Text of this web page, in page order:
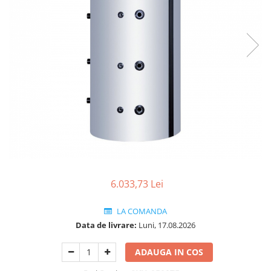
Pachet Centrale Termice
Cazane, Centrale si Termoseminee
Convectoare pe gaz si convectoare
Radiatoare/Calorifere din otel
Radiatoare/Calorifere din otel
Radiatoare/Calorifere Copa
6.033,73 Lei
LA COMANDA
Data de livrare: Luni, 17.08.2026
ADAUGA IN COS